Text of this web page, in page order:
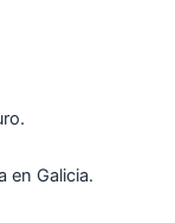
en Galicia.